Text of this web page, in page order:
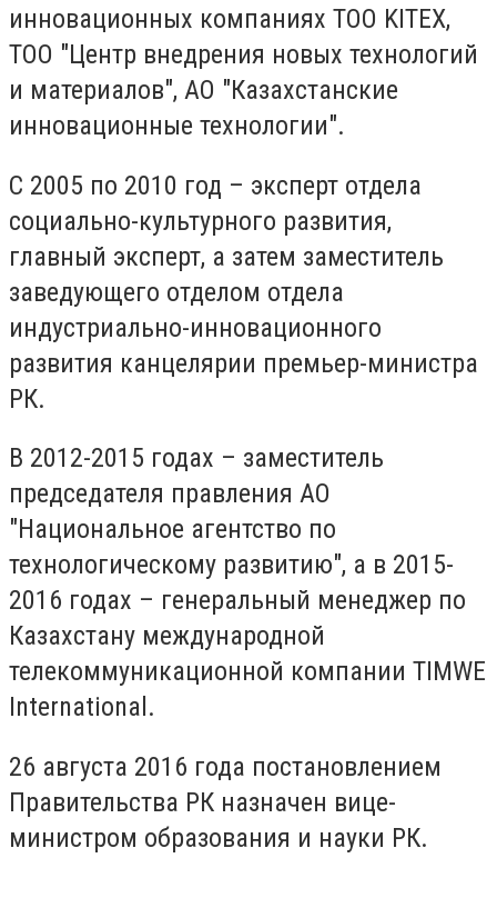
инновационных компаниях ТОО KITEX,
ТОО "Центр внедрения новых технологий
и материалов", АО "Казахстанские
инновационные технологии".
С 2005 по 2010 год – эксперт отдела
социально-культурного развития,
главный эксперт, а затем заместитель
заведующего отделом отдела
индустриально-инновационного
развития канцелярии премьер-министра
РК.
В 2012-2015 годах – заместитель
председателя правления АО
"Национальное агентство по
технологическому развитию", а в 2015-
2016 годах – генеральный менеджер по
Казахстану международной
телекоммуникационной компании TIMWE
International.
26 августа 2016 года постановлением
Правительства РК назначен вице-
министром образования и науки РК.